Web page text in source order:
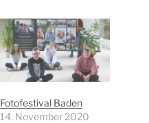
Fotofestival Baden
14. November 2020